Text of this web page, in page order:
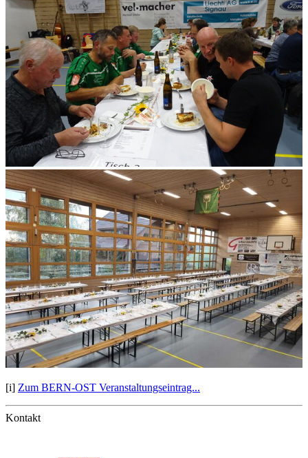
[i] Zum BERN-OST Veranstaltungseintrag...
Kontakt